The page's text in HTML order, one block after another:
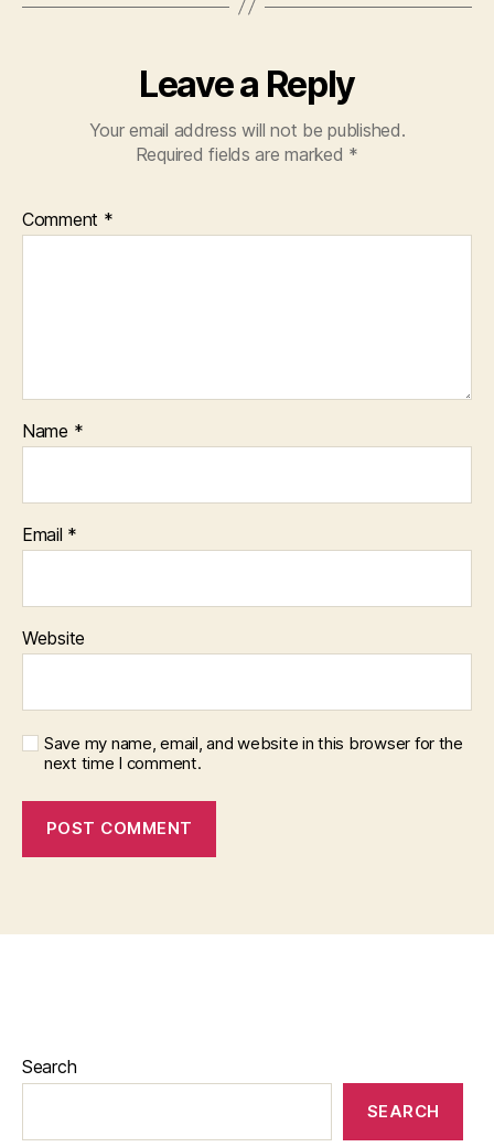
Leave a Reply
Your email address will not be published.
Required fields are marked *
Comment *
Name *
Email *
Website
Save my name, email, and website in this browser for the
next time I comment.
Search
SEARCH